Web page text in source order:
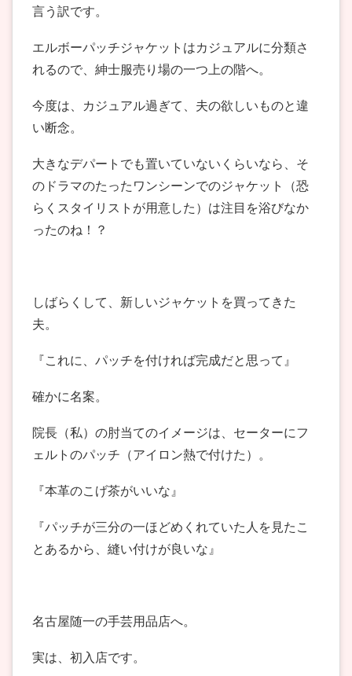
言う訳です。
エルボーパッチジャケットはカジュアルに分類さ
れるので、紳士服売り場の一つ上の階へ。
今度は、カジュアル過ぎて、夫の欲しいものと違
い断念。
大きなデパートでも置いていないくらいなら、そ
のドラマのたったワンシーンでのジャケット（恐
らくスタイリストが用意した）は注目を浴びなか
ったのね！？
しばらくして、新しいジャケットを買ってきた
夫。
『これに、パッチを付ければ完成だと思って』
確かに名案。
院長（私）の肘当てのイメージは、セーターにフ
ェルトのパッチ（アイロン熱で付けた）。
『本革のこげ茶がいいな』
『パッチが三分の一ほどめくれていた人を見たこ
とあるから、縫い付けが良いな』
名古屋随一の手芸用品店へ。
実は、初入店です。